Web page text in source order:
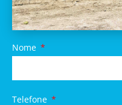
Nome
Telefone